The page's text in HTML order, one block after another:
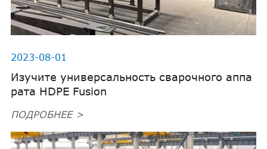
2023-08-01
Изучите универсальность сварочного аппа
рата HDPE Fusion
ПОДРОБНЕЕ >